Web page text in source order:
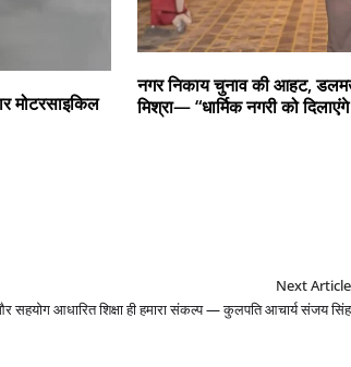
मोटरसाइकिल
नगर निकाय चुनाव की आहट,
मिश्रा— “धार्मिक नगरी को
Next Article
सहयोग आधारित शिक्षा ही हमारा संकल्प — कुलपति आचार्य संजय सिंह